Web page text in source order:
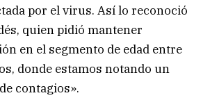
por el virus. Así lo reconoció
quien pidió mantener
en el segmento de edad entre
donde estamos notando un
contagios».